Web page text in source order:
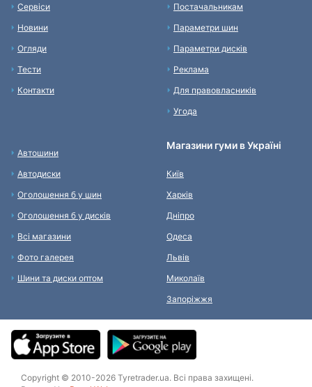
Сервіси
Новини
Огляди
Тести
Контакти
Постачальникам
Параметри шин
Параметри дисків
Реклама
Для правовласників
Угода
Автошини
Автодиски
Оголошення б у шин
Оголошення б у дисків
Всі магазини
Фото галерея
Шини та диски оптом
Магазини гуми в Україні
Київ
Харків
Дніпро
Одеса
Львів
Миколаїв
Запоріжжя
Copyright © 2010-2026 Tyretrader.ua. Всі права захищені.